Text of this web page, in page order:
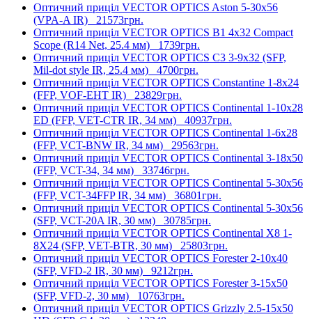
Оптичний приціл VECTOR OPTICS Aston 5-30x56
(VPA-A IR) 21573грн.
Оптичний приціл VECTOR OPTICS B1 4x32 Compact
Scope (R14 Net, 25.4 мм) 1739грн.
Оптичний приціл VECTOR OPTICS C3 3-9x32 (SFP,
Mil-dot style IR, 25.4 мм) 4700грн.
Оптичний приціл VECTOR OPTICS Constantine 1-8x24
(FFP, VOF-EHT IR) 23829грн.
Оптичний приціл VECTOR OPTICS Continental 1-10x28
ED (FFP, VET-CTR IR, 34 мм) 40937грн.
Оптичний приціл VECTOR OPTICS Continental 1-6x28
(FFP, VCT-BNW IR, 34 мм) 29563грн.
Оптичний приціл VECTOR OPTICS Continental 3-18x50
(FFP, VCT-34, 34 мм) 33746грн.
Оптичний приціл VECTOR OPTICS Continental 5-30x56
(FFP, VCT-34FFP IR, 34 мм) 36801грн.
Оптичний приціл VECTOR OPTICS Continental 5-30x56
(SFP, VCT-20A IR, 30 мм) 30785грн.
Оптичний приціл VECTOR OPTICS Continental X8 1-
8X24 (SFP, VET-BTR, 30 мм) 25803грн.
Оптичний приціл VECTOR OPTICS Forester 2-10x40
(SFP, VFD-2 IR, 30 мм) 9212грн.
Оптичний приціл VECTOR OPTICS Forester 3-15x50
(SFP, VFD-2, 30 мм) 10763грн.
Оптичний приціл VECTOR OPTICS Grizzly 2.5-15x50